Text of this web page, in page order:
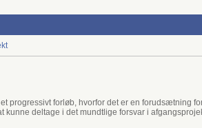
progressivt forløb, hvorfor det er en forudsætning
kunne deltage i det mundtlige forsvar i